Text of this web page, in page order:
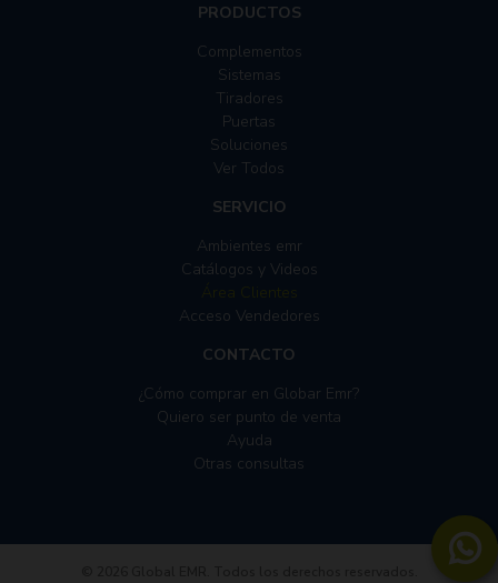
PRODUCTOS
Complementos
Sistemas
Tiradores
Puertas
Soluciones
Ver Todos
SERVICIO
Ambientes emr
Catálogos y Videos
Acceso Vendedores
CONTACTO
¿Cómo comprar en Globar Emr?
Quiero ser punto de venta
Ayuda
Otras consultas